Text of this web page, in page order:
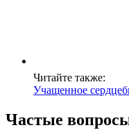
Читайте также:
Учащенное
Частые